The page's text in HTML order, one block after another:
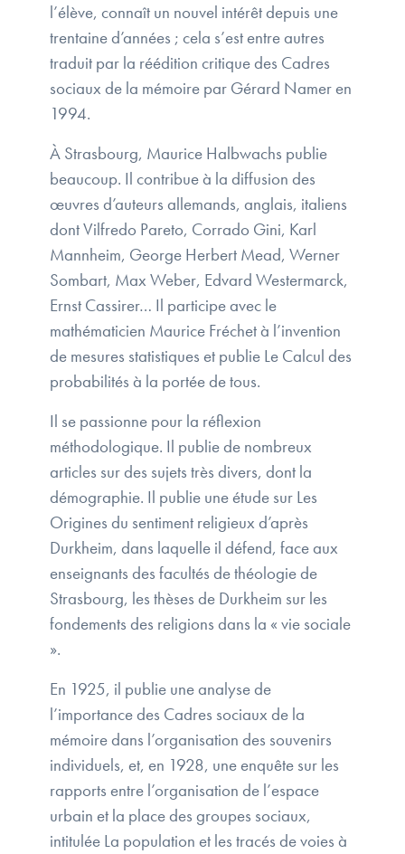
l’élève, connaît un nouvel intérêt depuis une
trentaine d’années ; cela s’est entre autres
traduit par la réédition critique des Cadres
sociaux de la mémoire par Gérard Namer en
1994.
À Strasbourg, Maurice Halbwachs publie
beaucoup. Il contribue à la diffusion des
œuvres d’auteurs allemands, anglais, italiens
dont Vilfredo Pareto, Corrado Gini, Karl
Mannheim, George Herbert Mead, Werner
Sombart, Max Weber, Edvard Westermarck,
Ernst Cassirer… Il participe avec le
mathématicien Maurice Fréchet à l’invention
de mesures statistiques et publie Le Calcul des
probabilités à la portée de tous.
Il se passionne pour la réflexion
méthodologique. Il publie de nombreux
articles sur des sujets très divers, dont la
démographie. Il publie une étude sur Les
Origines du sentiment religieux d’après
Durkheim, dans laquelle il défend, face aux
enseignants des facultés de théologie de
Strasbourg, les thèses de Durkheim sur les
fondements des religions dans la « vie sociale
».
En 1925, il publie une analyse de
l’importance des Cadres sociaux de la
mémoire dans l’organisation des souvenirs
individuels, et, en 1928, une enquête sur les
rapports entre l’organisation de l’espace
urbain et la place des groupes sociaux,
intitulée La population et les tracés de voies à